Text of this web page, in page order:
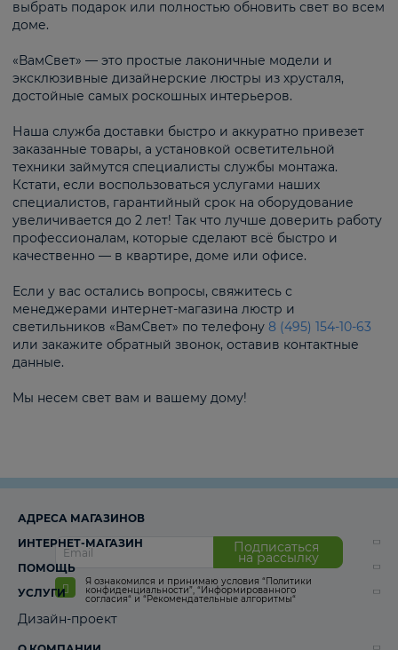
выбрать подарок или полностью обновить свет во всем
доме.
«ВамСвет» — это простые лаконичные модели и
эксклюзивные дизайнерские люстры из хрусталя,
достойные самых роскошных интерьеров.
Наша служба доставки быстро и аккуратно привезет
заказанные товары, а установкой осветительной
техники займутся специалисты службы монтажа.
Кстати, если воспользоваться услугами наших
специалистов, гарантийный срок на оборудование
увеличивается до 2 лет! Так что лучше доверить работу
профессионалам, которые сделают всё быстро и
качественно — в квартире, доме или офисе.
Если у вас остались вопросы, свяжитесь с
менеджерами интернет-магазина люстр и
светильников «ВамСвет» по телефону 8 (495) 154-10-63
или закажите обратный звонок, оставив контактные
данные.
Мы несем свет вам и вашему дому!
Подписаться
на рассылку
Я ознакомился и принимаю условия “Политики
конфиденциальности”, “Информированного
согласия“ и “Рекомендательные алгоритмы“
АДРЕСА МАГАЗИНОВ
ИНТЕРНЕТ-МАГАЗИН
ПОМОЩЬ
УСЛУГИ
Дизайн-проект